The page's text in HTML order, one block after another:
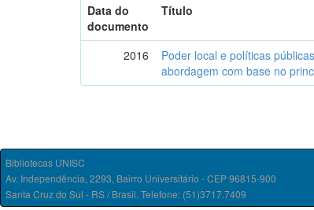
Data do
documento
Título
2016
Poder local e políticas
abordagem com base no
Bibliotecas UNISC
Av. Independência, 2293, Bairro Universitário - CEP 96815-900
Santa Cruz do Sul - RS / Brasil. Telefone: (51)3717.7409